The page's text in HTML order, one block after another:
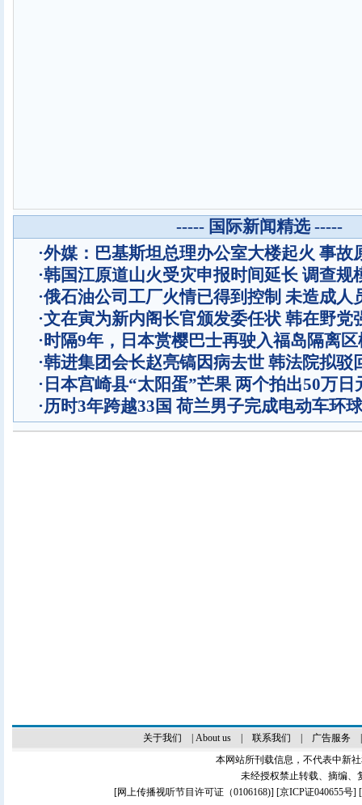
----- 国际新闻精选 -----
·外媒：巴基斯坦总理办公室大楼起火 事故
·韩国江原道山火受灾申报时间延长 调查规
·俄石油公司工厂火情已得到控制 未造成人
·文在寅为新内阁长官颁发委任状 韩在野党
·时隔9年，日本赏樱巴士再驶入福岛隔离
·韩进集团会长赵亮镐因病去世 韩法院拟驳
· 日本宫崎县“太阳蛋”芒果 两个拍出50万日
·历时3年跨越33国 荷兰男子完成电动车环
关于我们 About us| 联系我们 广告服务
本网站所刊载信息，不代表中新
未经授权禁止转载、摘编、
[网上传播视听节目许可证（0106168)] [京ICP证040655号]